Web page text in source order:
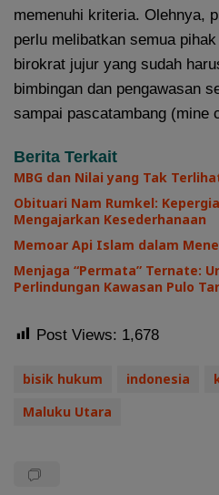
memenuhi kriteria. Olehnya,
perlu melibatkan semua
birokrat jujur yang sudah
bimbingan dan pengawasan
sampai pascatambang (mine
Berita Terkait
MBG dan Nilai yang Tak
Obituari Nam Rumkel:
Mengajarkan Kesederhanaan
Memoar Api Islam dalam
Menjaga “Permata” Ternate:
Perlindungan Kawasan Pulo
Post Views: 1,678
bisik hukum indonesia
Maluku Utara